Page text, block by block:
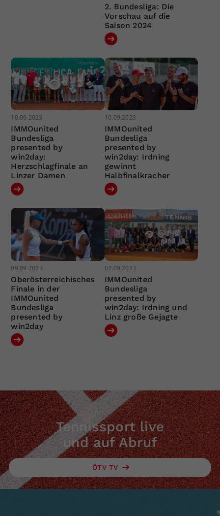
2. Bundesliga: Die
Vorschau auf die
Saison 2024
10.09.2023
IMMOunited
Bundesliga
presented by
win2day:
Herzschlagfinale an
Linzer Damen
10.09.2023
IMMOunited
Bundesliga
presented by
win2day: Irdning
gewinnt
Halbfinalkracher
09.09.2023
Oberösterreichisches
Finale in der
IMMOunited
Bundesliga
presented by
win2day
07.09.2023
IMMOunited
Bundesliga
presented by
win2day: Irdning und
Linz große Gejagte
Tennissport live
und auf Abruf
ÖTV TV